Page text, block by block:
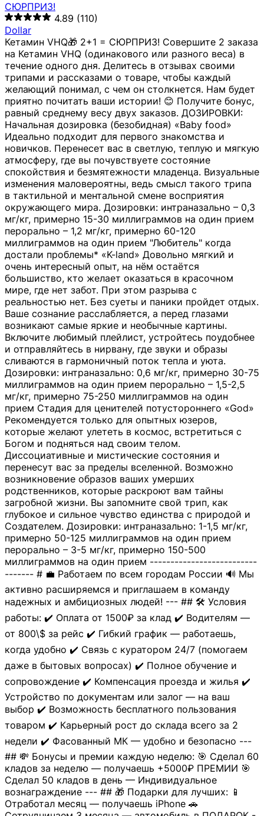
СЮРПРИЗ!
4.89 (110)
Dollar
Кетамин VHQ🎁 2+1 = СЮРПРИЗ! Совершите 2 заказа
на Кетамин VHQ (одинакового или разного веса) в
течение одного дня. Делитесь в отзывах своими
трипами и рассказами о товаре, чтобы каждый
желающий понимал, с чем он столкнется. Нам будет
приятно почитать ваши истории! 😊 Получите бонус,
равный среднему весу двух заказов. ДОЗИРОВКИ:
Начальная дозировка (безобидная) «Baby food»
Идеально подходит для первого знакомства и
новичков. Перенесет вас в светлую, теплую и мягкую
атмосферу, где вы почувствуете состояние
спокойствия и безмятежности младенца. Визуальные
изменения маловероятны, ведь смысл такого трипа
в тактильной и ментальной смене восприятия
окружающего мира. Дозировки: интраназально – 0,3
мг/кг, примерно 15-30 миллиграммов на один прием
перорально – 1,2 мг/кг, примерно 60-120
миллиграммов на один прием "Любитель" когда
достали проблемы* «K-land» Довольно мягкий и
очень интересный опыт, на нём остаётся
большиство, кто желает оказаться в красочном
мире, где нет забот. При этом разрыва с
реальностью нет. Без суеты и паники пройдет отдых.
Ваше сознание расслабляется, а перед глазами
возникают самые яркие и необычные картины.
Включите любимый плейлист, устройтесь поудобнее
и отправляйтесь в нирвану, где звуки и образы
сливаются в гармоничный поток тепла и уюта.
Дозировки: интраназально: 0,6 мг/кг, примерно 30-75
миллиграммов на один прием перорально – 1,5-2,5
мг/кг, примерно 75-250 миллиграммов на один
прием Стадия для ценителей потустороннего «God»
Рекомендуется только для опытных юзеров,
которые желают улететь в космос, встретиться с
Богом и подняться над своим телом.
Диссоциативные и мистические состояния и
перенесут вас за пределы вселенной. Возможно
возникновение образов ваших умерших
родственников, которые раскроют вам тайны
загробной жизни. Вы запомните свой трип, как
глубокое и сильное чувство единства с природой и
Создателем. Дозировки: интраназально: 1-1,5 мг/кг,
примерно 50-125 миллиграммов на один прием
перорально – 3-5 мг/кг, примерно 150-500
миллиграммов на один прием --------------------------
------- # 💼 Работаем по всем городам России 🔊 Мы
активно расширяемся и приглашаем в команду
надежных и амбициозных людей! --- ## 🛠 Условия
работы: ✔️ Оплата от 1500₽ за клад ✔️ Водителям —
от 800\$ за рейс ✔️ Гибкий график — работаешь,
когда удобно ✔️ Связь с куратором 24/7 (помогаем
даже в бытовых вопросах) ✔️ Полное обучение и
сопровождение ✔️ Компенсация проезда и жилья ✔️
Устройство по документам или залог — на ваш
выбор ✔️ Возможность бесплатного пользования
товаром ✔️ Карьерный рост до склада всего за 2
недели ✔️ Фасованный МК — удобно и безопасно ---
## 💸 Бонусы и премии каждую неделю: 🎯 Сделал 60
кладов за неделю — получаешь +5000₽ ПРЕМИИ 🎯
Сделал 50 кладов в день — Индивидуальное
вознаграждение --- ## 🎁 Подарки для лучших: 📱
Отработал месяц — получаешь iPhone 🚗